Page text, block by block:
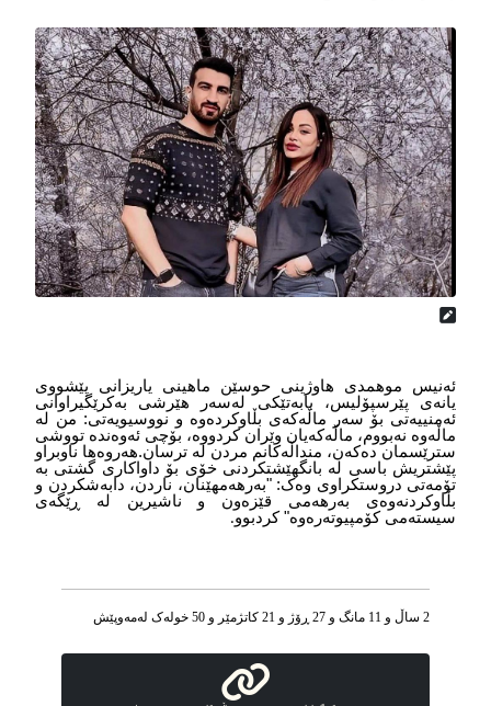
ئەنیس موهمدی هاوژینی حوسێن ماهینی یاریزانی پێشووی
یانەی پێرسپۆلیس، بابەتێکی لەسەر هێرشی بەکرێگیراوانی
ئەمنییه‌‌‌تی بۆ سەر ماڵەکەی بڵاوکردەوە و نووسیویەتی: من لە
ماڵەوە نەبووم، ماڵەکەیان وێران کردووە، بۆچی ئەوەندە تووشی
سترێسمان دەکەن، منداڵەکانم مردن لە ترسان.هەروەها ناوبراو
پێشتریش باسی لە بانگهێشتکردنی خۆی بۆ داواکاری گشتی بە
تۆمەتی دروستکراوی وەک: "بەرهەمهێنان، ناردن، دابەشکردن و
بڵاوکردنەوەی بەرهەمی قێزەون و ناشیرین لە ڕێگەی
سیستەمی کۆمپیوتەره‌‌‌وه‌‌‌" کردبوو.
2 ساڵ و 11 مانگ و 27 ڕۆژ و 21 کاتژمێر و 50 خوله‌ک له‌مه‌وپێش‌